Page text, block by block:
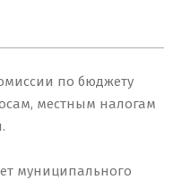
по бюджету
местным налогам
муниципального